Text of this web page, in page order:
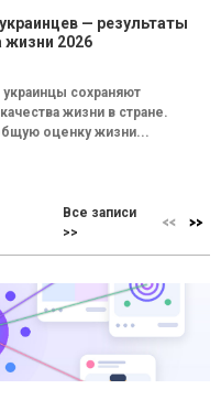
— результаты
жизни 2026
сохраняют
жизни в стране.
оценку жизни...
Все записи
>>